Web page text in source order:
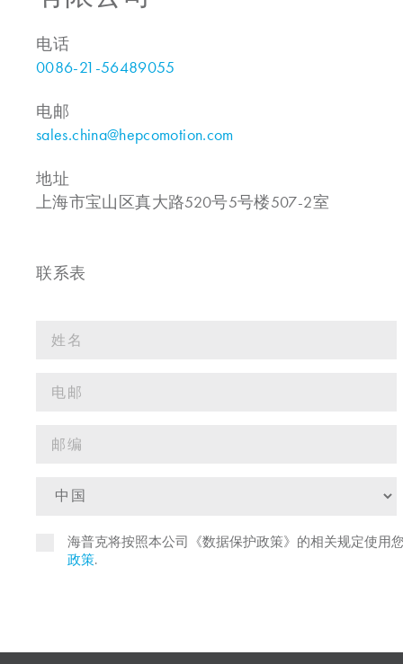
电话
0086-21-56489055
电邮
sales.china@hepcomotion.com
地址
上海市宝山区真大路520号5号楼507-2室
联系表
海普克将按照本公司《数据保护政策》的相关规定使用
政策.